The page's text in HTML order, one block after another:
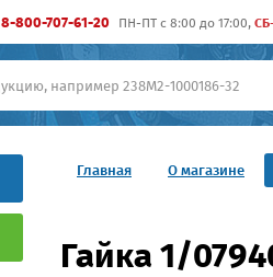
8-800-707-61-20 ПН-ПТ c 8:00 до 17:00,
Главная О магазине
Гайка 1/